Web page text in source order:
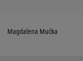
Magdalena Mućka